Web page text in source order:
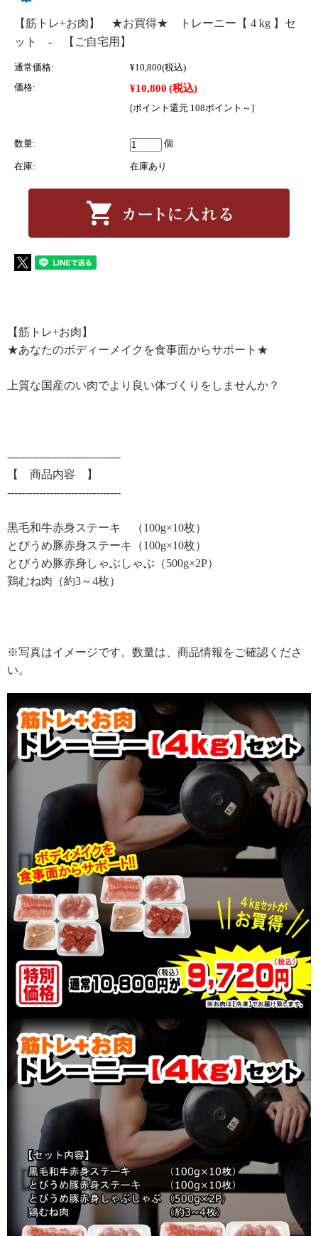
【筋トレ+お肉】 ★お買得★ トレーニー【 4 kg 】セ
ット - 【ご自宅用】
通常価格: ¥10,800(税込)
価格:
¥10,800 (税込)
[ポイント還元 108ポイント～]
数量: 個
在庫: 在庫あり
【筋トレ+お肉】
★あなたのボディーメイクを食事面からサポート★
上質な国産のい肉でより良い体づくりをしませんか？
--------------------------------
【 商品内容 】
--------------------------------
黒毛和牛赤身ステーキ （100g×10枚）
とびうめ豚赤身ステーキ（100g×10枚）
とびうめ豚赤身しゃぶしゃぶ（500g×2P）
鶏むね肉（約3～4枚）
※写真はイメージです。数量は、商品情報をご確認くださ
い。